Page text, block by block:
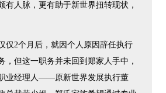
有人脉，更有助于新世界扭转现状，
仅2个月后，就因个人原因辞任执行
，但这一职务并未回到郑家人手中，
业经理人——原新世界发展执行董